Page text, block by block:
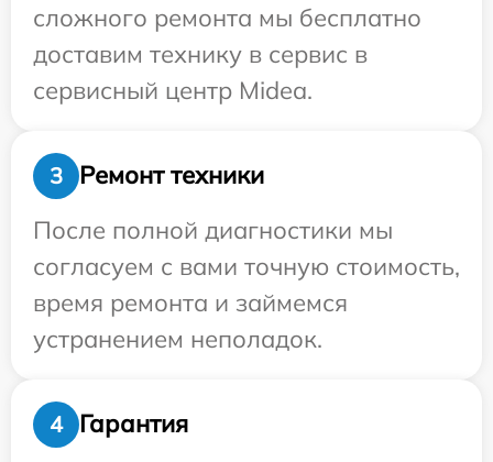
сложного ремонта мы бесплатно
доставим технику в сервис в
сервисный центр Midea.
3
Ремонт техники
После полной диагностики мы
согласуем с вами точную стоимость,
время ремонта и займемся
устранением неполадок.
4 Гарантия